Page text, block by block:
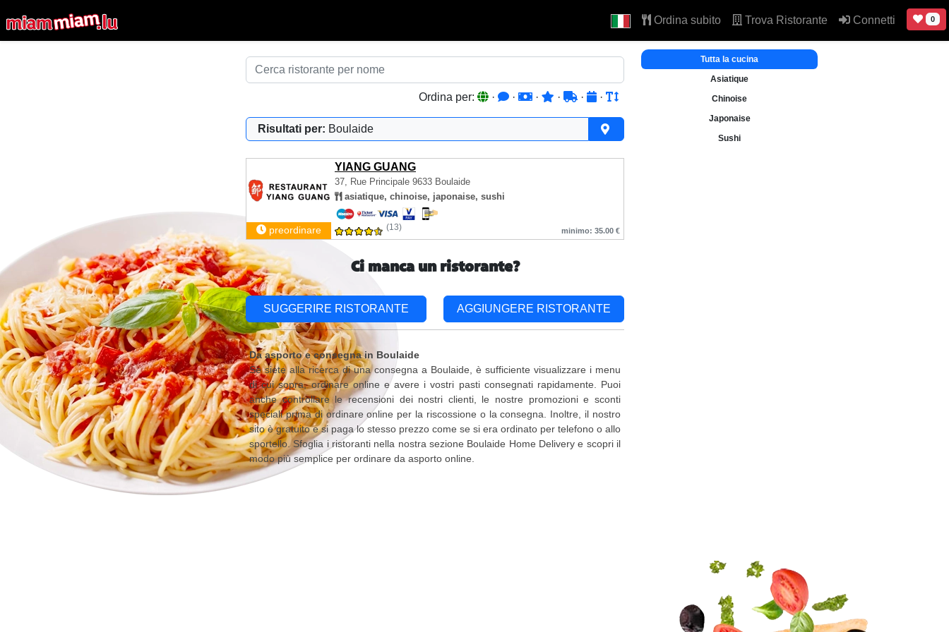
Ordina subito Trova Ristorante Connetti 0
Ordina per: · · · · · ·
Risultati per: Boulaide
YIANG GUANG
37, Rue Principale 9633 Boulaide
asiatique, chinoise, japonaise, sushi
preordinare (13) minimo: 35.00 €
Tutta la cucina
Asiatique
Chinoise
Japonaise
Sushi
Ci manca un ristorante?
SUGGERIRE RISTORANTE AGGIUNGERE RISTORANTE
Da asporto e consegna in Boulaide
Se siete alla ricerca di una consegna a Boulaide, è sufficiente visualizzare i menu
di cui sopra, ordinare online e avere i vostri pasti consegnati rapidamente. Puoi
anche controllare le recensioni dei nostri clienti, le nostre promozioni e sconti
speciali prima di ordinare online per la riscossione o la consegna. Inoltre, il nostro
sito è gratuito e si paga lo stesso prezzo come se si era ordinato per telefono o allo
sportello. Sfoglia i ristoranti nella nostra sezione Boulaide Home Delivery e scopri il
modo più semplice per ordinare da asporto online.